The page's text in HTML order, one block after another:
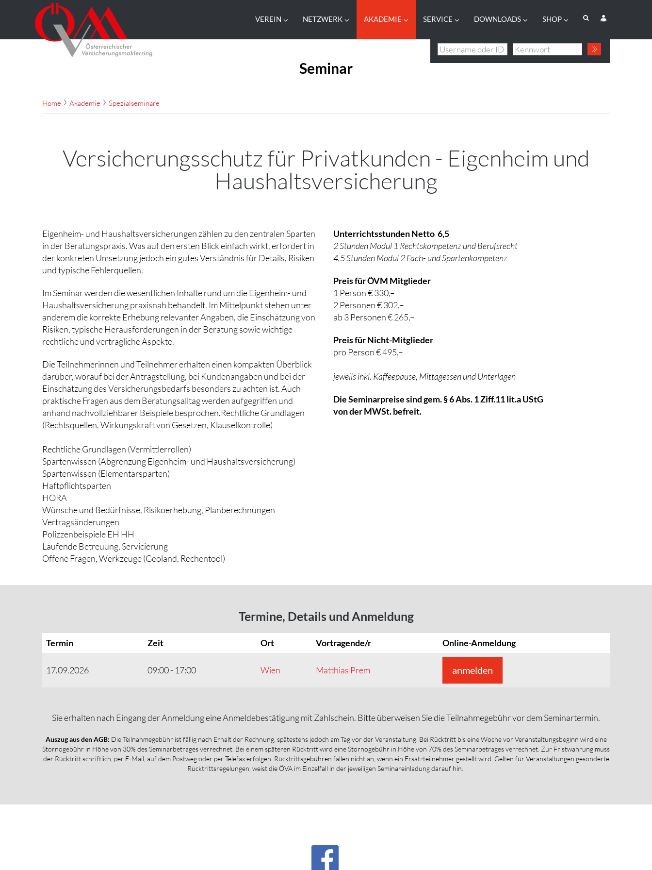
VEREIN NETZWERK AKADEMIE SERVICE DOWNLOADS SHOP
Seminar
Home Akademie Spezialseminare
Versicherungsschutz für Privatkunden - Eigenheim und
Haushaltsversicherung
Eigenheim- und Haushaltsversicherungen zählen zu den zentralen Sparten
in der Beratungspraxis. Was auf den ersten Blick einfach wirkt, erfordert in
der konkreten Umsetzung jedoch ein gutes Verständnis für Details, Risiken
und typische Fehlerquellen.
Im Seminar werden die wesentlichen Inhalte rund um die Eigenheim- und
Haushaltsversicherung praxisnah behandelt. Im Mittelpunkt stehen unter
anderem die korrekte Erhebung relevanter Angaben, die Einschätzung von
Risiken, typische Herausforderungen in der Beratung sowie wichtige
rechtliche und vertragliche Aspekte.
Die Teilnehmerinnen und Teilnehmer erhalten einen kompakten Überblick
darüber, worauf bei der Antragstellung, bei Kundenangaben und bei der
Einschätzung des Versicherungsbedarfs besonders zu achten ist. Auch
praktische Fragen aus dem Beratungsalltag werden aufgegriffen und
anhand nachvollziehbarer Beispiele besprochen.Rechtliche Grundlagen
(Rechtsquellen, Wirkungskraft von Gesetzen, Klauselkontrolle)
Rechtliche Grundlagen (Vermittlerrollen)
Spartenwissen (Abgrenzung Eigenheim- und Haushaltsversicherung)
Spartenwissen (Elementarsparten)
Haftpflichtsparten
HORA
Wünsche und Bedürfnisse, Risikoerhebung, Planberechnungen
Vertragsänderungen
Polizzenbeispiele EH HH
Laufende Betreuung, Servicierung
Offene Fragen, Werkzeuge (Geoland, Rechentool)
Unterrichtsstunden Netto 6,5
2 Stunden Modul 1 Rechtskompetenz und Berufsrecht
4,5 Stunden Modul 2 Fach- und Spartenkompetenz
Preis für ÖVM Mitglieder
1 Person € 330,–
2 Personen € 302,–
ab 3 Personen € 265,–
Preis für Nicht-Mitglieder
pro Person € 495,–
jeweils inkl. Kaffeepause, Mittagessen und Unterlagen
Die Seminarpreise sind gem. § 6 Abs. 1 Ziff.11 lit.a UStG
von der MWSt. befreit.
Termine, Details und Anmeldung
Termin Zeit Ort Vortragende/r Online-Anmeldung
17.09.2026 09:00 - 17:00 Wien Matthias Prem anmelden
Sie erhalten nach Eingang der Anmeldung eine Anmeldebestätigung mit Zahlschein. Bitte überweisen Sie die Teilnahmegebühr vor dem Seminartermin.
Auszug aus den AGB: Die Teilnahmegebühr ist fällig nach Erhalt der Rechnung, spätestens jedoch am Tag vor der Veranstaltung. Bei Rücktritt bis eine Woche vor Veranstaltungsbeginn wird eine
Stornogebühr in Höhe von 30% des Seminarbetrages verrechnet. Bei einem späteren Rücktritt wird eine Stornogebühr in Höhe von 70% des Seminarbetrages verrechnet. Zur Fristwahrung muss
der Rücktritt schriftlich, per E-Mail, auf dem Postweg oder per Telefax erfolgen. Rücktrittsgebühren fallen nicht an, wenn ein Ersatzteilnehmer gestellt wird. Gelten für Veranstaltungen gesonderte
Rücktrittsregelungen, weist die ÖVA im Einzelfall in der jeweiligen Seminareinladung darauf hin.